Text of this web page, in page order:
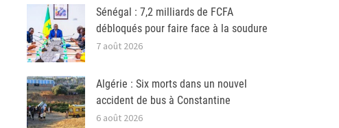
Sénégal : 7,2 milliards de FCFA
débloqués pour faire face à la soudure
7 août 2026
Algérie : Six morts dans un nouvel
accident de bus à Constantine
6 août 2026